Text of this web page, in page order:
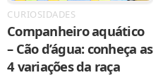
CURIOSIDADES
Companheiro aquático
– Cão d’água: conheça as
4 variações da raça